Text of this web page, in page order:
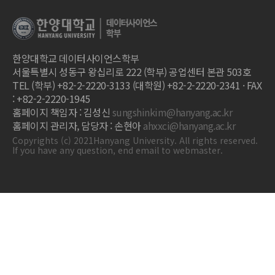
한양대학교 데이터사이언스학부
서울특별시 성동구 왕십리로 222 (학부) 공업센터 본관 503호
TEL (학부) +82-2-2220-3133 (대학원) +82-2-2220-2341 · FAX
: +82-2-2220-1945
홈페이지 책임자 : 김성신 sungshinkim@hanyang.ac.kr
홈페이지 관리자, 담당자 : 손현아ahxxci@hanyang.ac.kr
Copyrights (c) 2021Hanyang University. All rights reserved.
If you have any question, end email to webmaster.